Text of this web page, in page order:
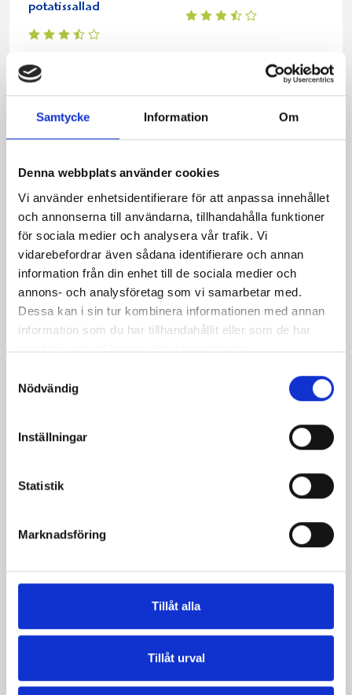
Samtycke Information Om
Denna webbplats använder cookies
Vi använder enhetsidentifierare för att anpassa innehållet
och annonserna till användarna, tillhandahålla funktioner
för sociala medier och analysera vår trafik. Vi
vidarebefordrar även sådana identifierare och annan
information från din enhet till de sociala medier och
annons- och analysföretag som vi samarbetar med.
Dessa kan i sin tur kombinera informationen med annan
information som du har tillhandahållit eller som de har
samlat in när du har använt deras tjänster.
Nödvändig
Inställningar
Statistik
Marknadsföring
Tillåt alla
Tillåt urval
potatissallad
Potatisbullar med
knaperstekt bacon
Kycklingsoppa med
kokosmjölk
Gratinerad torsk med
Lax med senapstäcke